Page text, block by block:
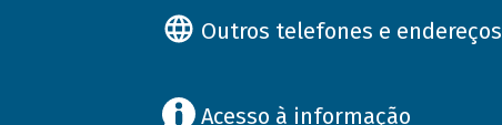
Outros telefones e endereços
Acesso à informação